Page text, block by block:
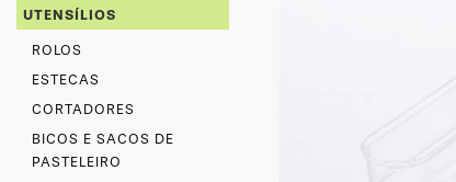
PRONTOS
MOLDES
DECORAÇÃO
UTENSÍLIOS
ROLOS
ESTECAS
CORTADORES
BICOS E SACOS DE
PASTELEIRO